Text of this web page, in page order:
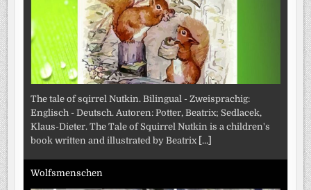
The tale of sqirrel Nutkin. Bilingual - Zweisprachig:
Englisch - Deutsch. Autoren: Potter, Beatrix; Sedlacek,
Klaus-Dieter. The Tale of Squirrel Nutkin is a children's
book written and illustrated by Beatrix [...]
Wolfsmenschen